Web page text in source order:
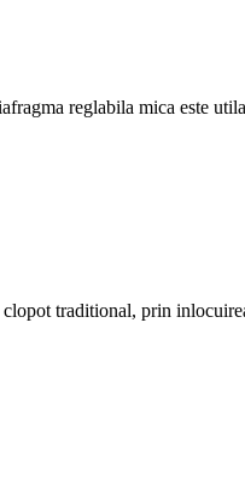
reglabila mica este
traditional, prin